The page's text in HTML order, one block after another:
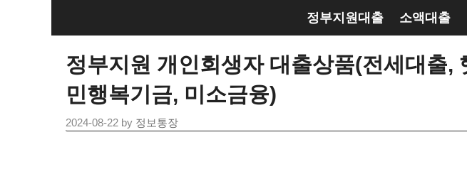
정부지원대출 소액대출
정부지원 개인회생자 대출상품(전세대출,
민행복기금, 미소금융)
2024-08-22 by 정보통장